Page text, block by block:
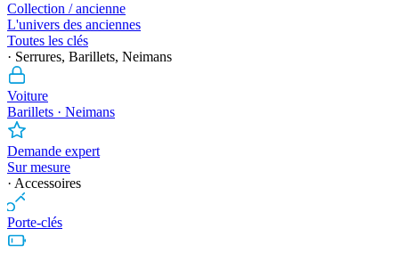
Collection / ancienne
L'univers des anciennes
Toutes les clés
· Serrures, Barillets, Neimans
Voiture
Barillets · Neimans
Demande expert
Sur mesure
· Accessoires
Porte-clés